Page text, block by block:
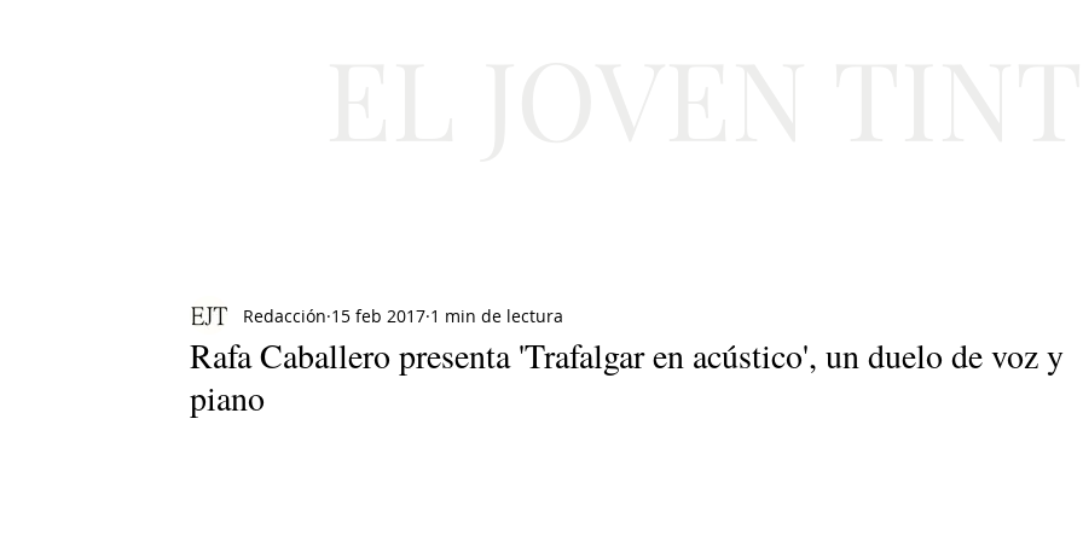
Rafa Caballero presenta 'Trafalgar en acústico', un duelo de voz y
piano
Redacción 15 feb 2017 1 min de lectura